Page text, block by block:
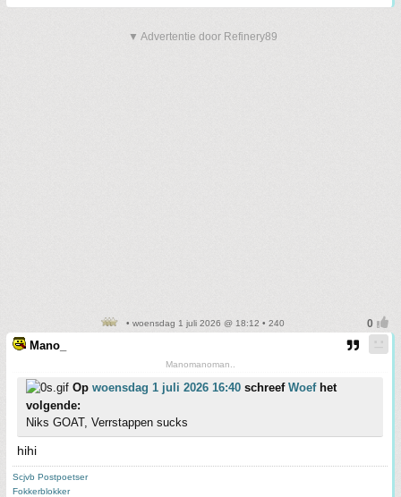
▼ Advertentie door Refinery89
• woensdag 1 juli 2026 @ 18:12 • 240
Mano_
Manomanoman..
Op woensdag 1 juli 2026 16:40 schreef Woefhet
volgende:
Niks GOAT, Verrstappen sucks
hihi
Scjvb Postpoetser
Fokkerblokker